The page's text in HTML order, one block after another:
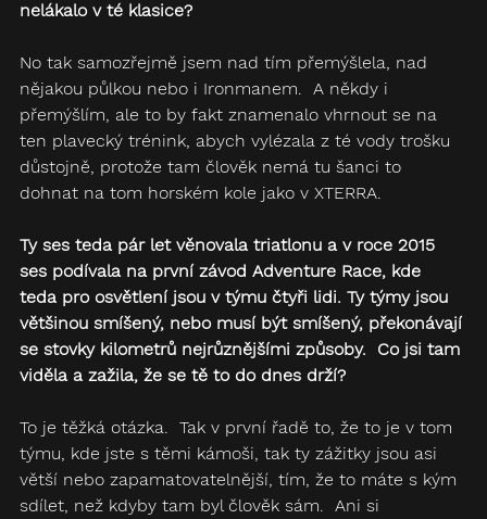
nelákalo v té klasice?
No tak samozřejmě jsem nad tím přemýšlela, nad
nějakou půlkou nebo i Ironmanem.  A někdy i
přemýšlím, ale to by fakt znamenalo vhrnout se na
ten plavecký trénink, abych vylézala z té vody trošku
důstojně, protože tam člověk nemá tu šanci to
dohnat na tom horském kole jako v XTERRA.
Ty ses teda pár let věnovala triatlonu a v roce 2015
ses podívala na první závod Adventure Race, kde
teda pro osvětlení jsou v týmu čtyři lidi. Ty týmy jsou
většinou smíšený, nebo musí být smíšený, překonávají
se stovky kilometrů nejrůznějšími způsoby.  Co jsi tam
viděla a zažila, že se tě to do dnes drží?
To je těžká otázka.  Tak v první řadě to, že to je v tom
týmu, kde jste s těmi kámoši, tak ty zážitky jsou asi
větší nebo zapamatovatelnější, tím, že to máte s kým
sdílet, než kdyby tam byl člověk sám.  Ani si